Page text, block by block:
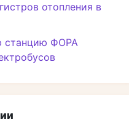
отопления в
станцию ФОРА